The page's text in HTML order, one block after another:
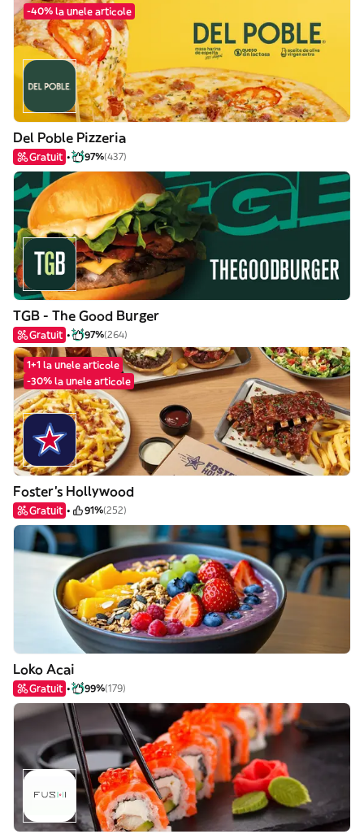
-40% la unele articole
Del Poble Pizzeria
Gratuit 97%(437)
TGB - The Good Burger
Gratuit 97%(264)
1+1 la unele articole
-30% la unele articole
Foster's Hollywood
Gratuit 91%(252)
Loko Acai
Gratuit 99%(179)